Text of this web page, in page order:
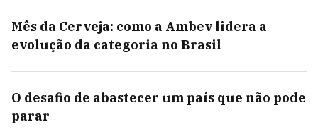
Mês da Cerveja: como a Ambev lidera a
evolução da categoria no Brasil
O desafio de abastecer um país que não pode
parar